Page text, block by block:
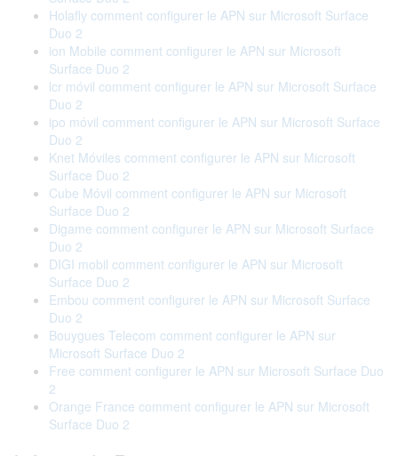
Holafly comment configurer le APN sur Microsoft Surface
Duo 2
ion Mobile comment configurer le APN sur Microsoft
Surface Duo 2
lcr móvil comment configurer le APN sur Microsoft Surface
Duo 2
ipo móvil comment configurer le APN sur Microsoft Surface
Duo 2
Knet Móviles comment configurer le APN sur Microsoft
Surface Duo 2
Cube Móvil comment configurer le APN sur Microsoft
Surface Duo 2
Digame comment configurer le APN sur Microsoft Surface
Duo 2
DIGI mobil comment configurer le APN sur Microsoft
Surface Duo 2
Embou comment configurer le APN sur Microsoft Surface
Duo 2
Bouygues Telecom comment configurer le APN sur
Microsoft Surface Duo 2
Free comment configurer le APN sur Microsoft Surface Duo
2
Orange France comment configurer le APN sur Microsoft
Surface Duo 2